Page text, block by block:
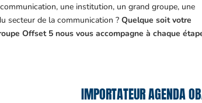
une institution, un grand groupe, une
secteur de la communication ?Quelque soit votre
Offset 5 nous vous accompagne à chaque
IMPORTATEUR AGENDA